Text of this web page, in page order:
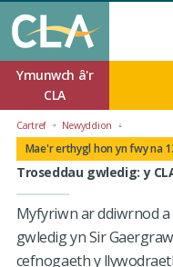
Ymunwch â'r
CLA
Cartref Newyddion
Mae'r erthygl hon yn fwy na
Troseddau gwledig: y
Myfyriwn ar ddiwrnod
gwledig yn Sir
cefnogaeth y